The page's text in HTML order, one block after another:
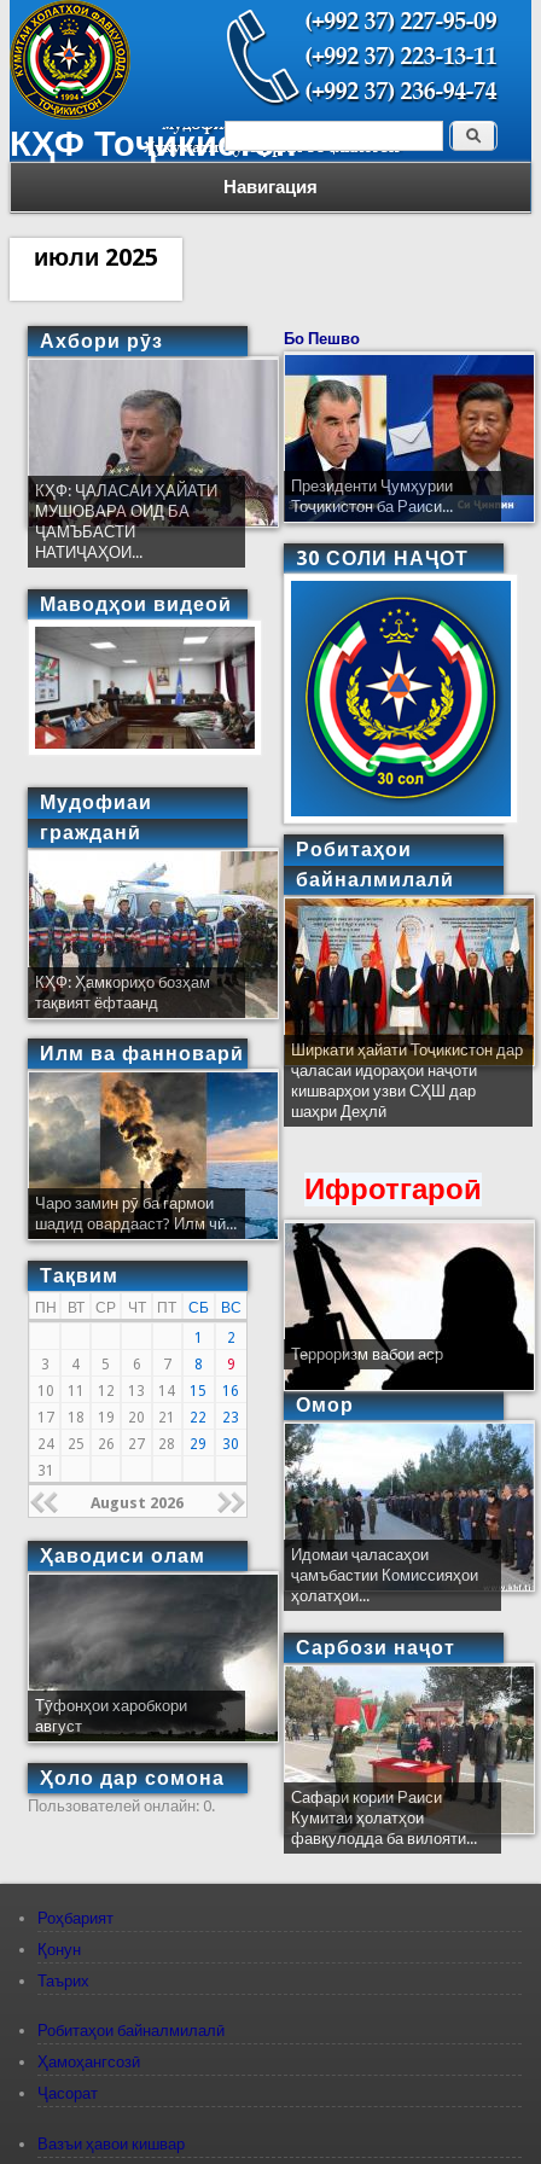
КҲФ Тоҷикистон
Навигация
Форма поиска Поиск
июли 2025
Ахбори рӯз
КҲФ: ҶАЛАСАИ ҲАЙАТИ
МУШОВАРА ОИД БА
ҶАМЪБАСТИ
НАТИҶАҲОИ...
Маводҳои видеоӣ
Мудофиаи
гражданӣ
КҲФ: Ҳамкориҳо бозҳам
тақвият ёфтаанд
Илм ва фанноварӣ
Чаро замин рӯ ба гармои
шадид овардааст? Илм чӣ...
Тақвим
ПН ВТ СР ЧТ ПТ СБ
ВС
1
2
3
4 5 6 7 8
9
10
11 12 13 14 15
16
17
18 19 20 21 22
23
24
25 26 27 28 29
30
31
August 2026
Ҳаводиси олам
Тӯфонҳои харобкори
август
Ҳоло дар сомона
Пользователей онлайн: 0.
Бо Пешво
Президенти Ҷумҳурии
Тоҷикистон ба Раиси...
30 СОЛИ НАҶОТ
Робитаҳои
байналмилалӣ
Ширкати ҳайати Тоҷикистон дар
ҷаласаи идораҳои наҷоти
кишварҳои узви СҲШ дар
шаҳри Деҳлӣ
Ифротгароӣ
Терроризм вабои аср
Омор
Идомаи ҷаласаҳои
ҷамъбастии Комиссияҳои
ҳолатҳои...
Сарбози наҷот
Сафари кории Раиси
Кумитаи ҳолатҳои
фавқулодда ба вилояти...
Роҳбарият
Қонун
Таърих
Робитаҳои байналмилалӣ
Ҳамоҳангсозӣ
Ҷасорат
Вазъи ҳавои кишвар